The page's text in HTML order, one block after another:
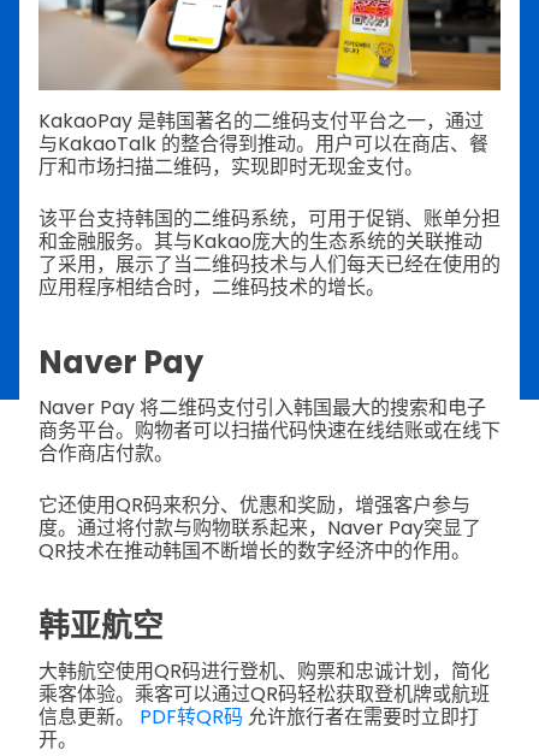
KakaoPay 是韩国著名的二维码支付平台之一，通过
与KakaoTalk 的整合得到推动。用户可以在商店、餐
厅和市场扫描二维码，实现即时无现金支付。
该平台支持韩国的二维码系统，可用于促销、账单分担
和金融服务。其与Kakao庞大的生态系统的关联推动
了采用，展示了当二维码技术与人们每天已经在使用的
应用程序相结合时，二维码技术的增长。
Naver Pay
Naver Pay 将二维码支付引入韩国最大的搜索和电子
商务平台。购物者可以扫描代码快速在线结账或在线下
合作商店付款。
它还使用QR码来积分、优惠和奖励，增强客户参与
度。通过将付款与购物联系起来，Naver Pay突显了
QR技术在推动韩国不断增长的数字经济中的作用。
韩亚航空
大韩航空使用QR码进行登机、购票和忠诚计划，简化
乘客体验。乘客可以通过QR码轻松获取登机牌或航班
信息更新。 PDF转QR码 允许旅行者在需要时立即打
开。